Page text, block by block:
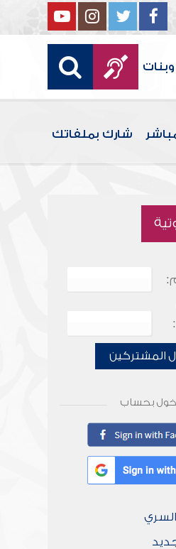
شارك بملفاتك
المشتركين
بحساب
السري